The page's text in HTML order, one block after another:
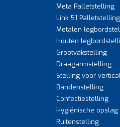
Meta Palletstelling
Link 51 Palletstelling
Metalen
Houten
Grootvakstelling
Draagarmstelling
Stelling voor
Bandenstelling
Confectiestelling
Hygiënische opslag
Ruitenstelling